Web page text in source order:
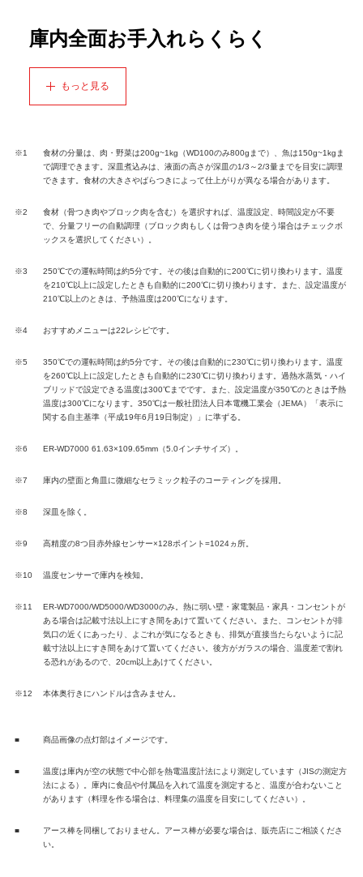
庫内全面お手入れらくらく
もっと見る
※1
食材の分量は、肉・野菜は200g~1kg（WD100のみ800gまで）、魚は150g~1kgま
で調理できます。深皿煮込みは、液面の高さが深皿の1/3～2/3量までを目安に調理
できます。食材の大きさやばらつきによって仕上がりが異なる場合があります。
※2
食材（骨つき肉やブロック肉を含む）を選択すれば、温度設定、時間設定が不要
で、分量フリーの自動調理（ブロック肉もしくは骨つき肉を使う場合はチェックボ
ックスを選択してください）。
※3
250℃での運転時間は約5分です。その後は自動的に200℃に切り換わります。温度
を210℃以上に設定したときも自動的に200℃に切り換わります。また、設定温度が
210℃以上のときは、予熱温度は200℃になります。
※4 おすすめメニューは22レシピです。
※5
350℃での運転時間は約5分です。その後は自動的に230℃に切り換わります。温度
を260℃以上に設定したときも自動的に230℃に切り換わります。過熱水蒸気・ハイ
ブリッドで設定できる温度は300℃までです。また、設定温度が350℃のときは予熱
温度は300℃になります。350℃は一般社団法人日本電機工業会（JEMA）「表示に
関する自主基準（平成19年6月19日制定）」に準ずる。
※6 ER-WD7000 61.63×109.65mm（5.0インチサイズ）。
※7 庫内の壁面と角皿に微細なセラミック粒子のコーティングを採用。
※8 深皿を除く。
※9 高精度の8つ目赤外線センサー×128ポイント=1024ヵ所。
※10 温度センサーで庫内を検知。
※11
ER-WD7000/WD5000/WD3000のみ。熱に弱い壁・家電製品・家具・コンセントが
ある場合は記載寸法以上にすき間をあけて置いてください。また、コンセントが排
気口の近くにあったり、よごれが気になるときも、排気が直接当たらないように記
載寸法以上にすき間をあけて置いてください。後方がガラスの場合、温度差で割れ
る恐れがあるので、20cm以上あけてください。
※12 本体奥行きにハンドルは含みません。
■ 商品画像の点灯部はイメージです。
■
温度は庫内が空の状態で中心部を熱電温度計法により測定しています（JISの測定方
法による）。庫内に食品や付属品を入れて温度を測定すると、温度が合わないこと
があります（料理を作る場合は、料理集の温度を目安にしてください）。
■
アース棒を同梱しておりません。アース棒が必要な場合は、販売店にご相談くださ
い。